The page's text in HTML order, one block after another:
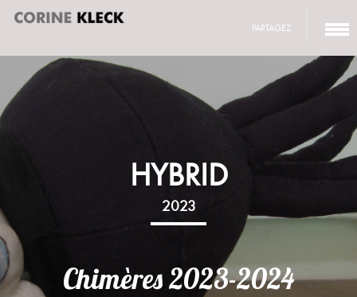
PARTAGEZ
HYBRID
2023
Chimères 2023-2024